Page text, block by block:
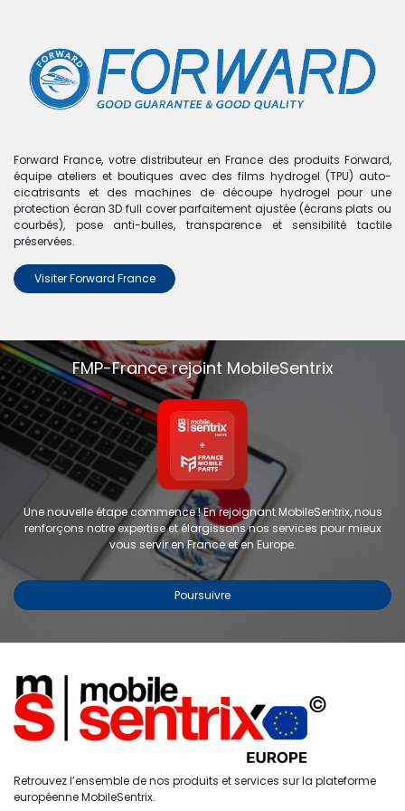
Étiquettes
Accueil Recherche
0
Compte
Boutique 0 articles trouvés.
Nous n'avons trouvé aucun
produit !
Aucun produit défini dans la catégorie Redmi K50
Gaming
Forward France, votre distributeur en France des produits Forward,
équipe ateliers et boutiques avec des films hydrogel (TPU) auto-
cicatrisants et des machines de découpe hydrogel pour une
protection écran 3D full cover parfaitement ajustée (écrans plats ou
courbés), pose anti-bulles, transparence et sensibilité tactile
préservées.
Visiter Forward France
FMP-France rejoint MobileSentrix
Une nouvelle étape commence ! En rejoignant MobileSentrix, nous
renforçons notre expertise et élargissons nos services pour mieux
vous servir en France et en Europe.
Poursuivre
Retrouvez l’ensemble de nos produits et services sur la plateforme
européenne MobileSentrix.
Copyright © 2024 FMP-France. Tous droits réservés